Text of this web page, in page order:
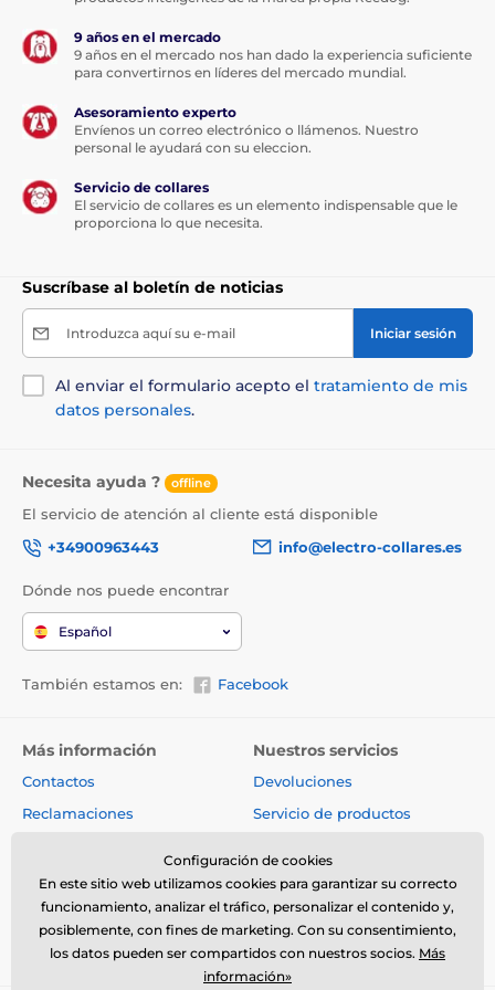
El Patpet U01 está equipado con una
protección impermeable que le permite
soportar la lluvia y las condiciones
húmedas, no es adecuado para empaparlo o
recomienda seguir las instrucciones del fabricante y
no sobrepasar los límites de impermeabilidad del
collar.
El Patpet U01para perros está diseñado
para adaptarse perfectamente a la mano y
permitir un fácil manejo. Sus dimensiones
suelen ser compactas, lo que garantiza una sujeción y
un manejo cómodos durante su uso. Las dimensiones
del controlador: ancho - 3,5 cm; altura - 9,8 cm;
9 años en el mercado
9 años en el mercado nos han dado la experiencia suficiente
para convertirnos en líderes del mercado mundial.
Asesoramiento experto
Envíenos un correo electrónico o llámenos. Nuestro
personal le ayudará con su eleccion.
Servicio de collares
El servicio de collares es un elemento indispensable que le
proporciona lo que necesita.
Suscríbase al boletín de noticias
Introduzca aquí su e-mail Iniciar sesión
Al enviar el formulario acepto el tratamiento de mis
datos personales.
Necesita ayuda ? offline
El servicio de atención al cliente está disponible
+34900963443
info@electro-collares.es
Dónde nos puede encontrar
Español
También estamos en: Facebook
Más información
Contactos
Reclamaciones
Acerca de la compañía
Condiciones generales
Nuestros servicios
Devoluciones
Servicio de productos
Venta al por mayor
Artículos y noticias
Consejos de expertos
Configuración de cookies
En este sitio web utilizamos cookies para garantizar su correcto
funcionamiento, analizar el tráfico, personalizar el contenido y,
posiblemente, con fines de marketing. Con su consentimiento,
los datos pueden ser compartidos con nuestros socios. Más
información»